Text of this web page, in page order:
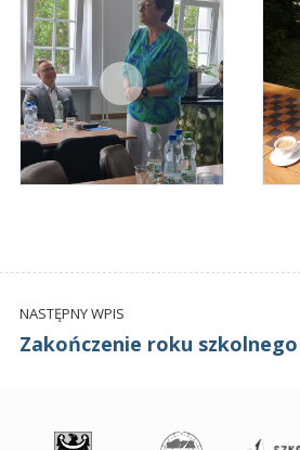
NASTĘPNY WPIS
Zakończenie roku szkolnego